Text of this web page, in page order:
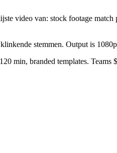
video van: stock footage
stemmen. Output is
min, branded templates. Teams